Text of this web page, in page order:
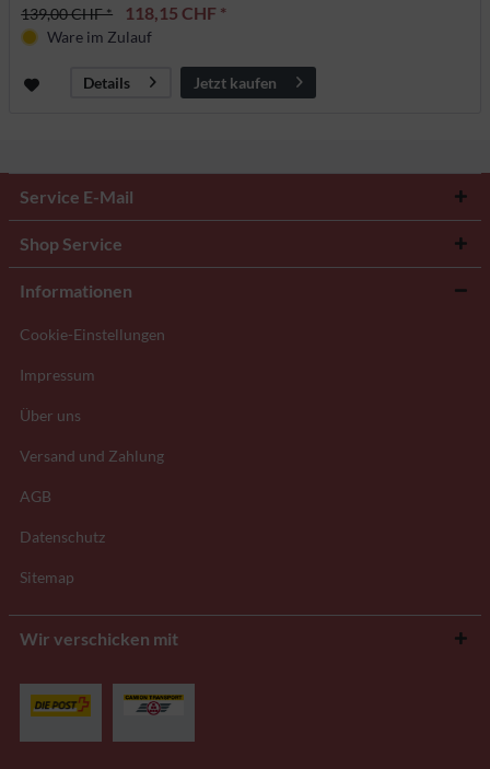
139,00 CHF * 118,15 CHF *
Ware im Zulauf
Details Jetzt kaufen
Service E-Mail
Shop Service
Informationen
Cookie-Einstellungen
Impressum
Über uns
Versand und Zahlung
AGB
Datenschutz
Sitemap
Wir verschicken mit